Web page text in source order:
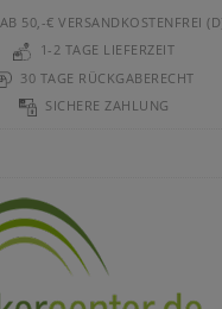
AB 50,-€ VERSANDKOSTENFREI
1-2 TAGE LIEFERZEIT
30 TAGE RÜCKGABERECHT
SICHERE ZAHLUNG